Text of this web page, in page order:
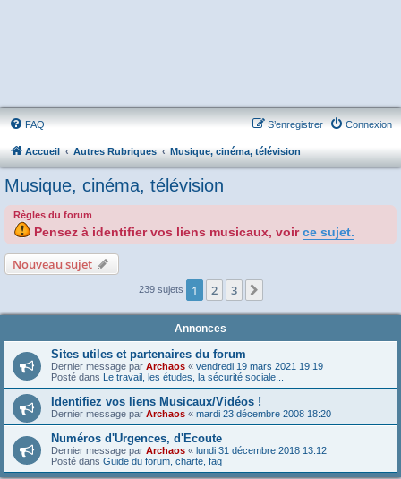
FAQ Connexion
S’enregistrer
Accueil Autres Rubriques Musique, cinéma, télévision
Musique, cinéma, télévision
Règles du forum
Pensez à identifier vos liens musicaux, voir ce sujet.
Nouveau sujet
239 sujets 1 2 3
Annonces
Sites utiles et partenaires du forum
Dernier message par Archaos « vendredi 19 mars 2021 19:19
Posté dans Le travail, les études, la sécurité sociale...
Identifiez vos liens Musicaux/Vidéos !
Dernier message par Archaos « mardi 23 décembre 2008 18:20
Numéros d'Urgences, d'Ecoute
Dernier message par Archaos « lundi 31 décembre 2018 13:12
Posté dans Guide du forum, charte, faq